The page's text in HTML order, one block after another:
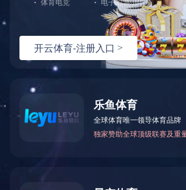
工程案例
Engineering case
火锅底料工程案例